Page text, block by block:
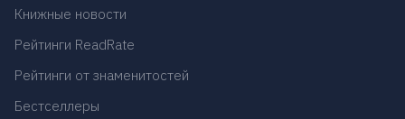
Книжные новости
Рейтинги ReadRate
Рейтинги от знаменитостей
Бестселлеры